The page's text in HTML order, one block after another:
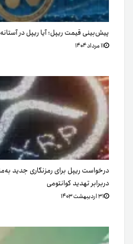
پیش‌بینی قیمت ریپل؛ آیا ریپل در
۱۱ مرداد ۱۴۰۴
درخواست ریپل برای رمزنگاری جدید
دربرابر تهدید کوانتومی
۳۱ اردیبهشت ۱۴۰۳